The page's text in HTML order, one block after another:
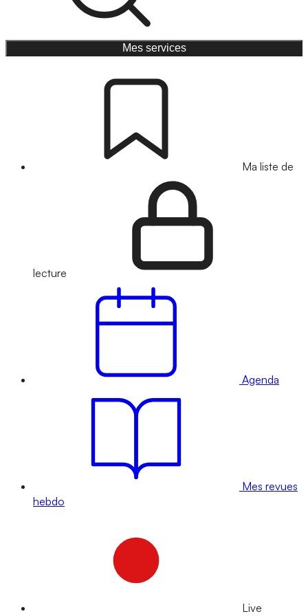
Mes services
Ma liste de
lecture
Agenda
Mes revues
hebdo
Live